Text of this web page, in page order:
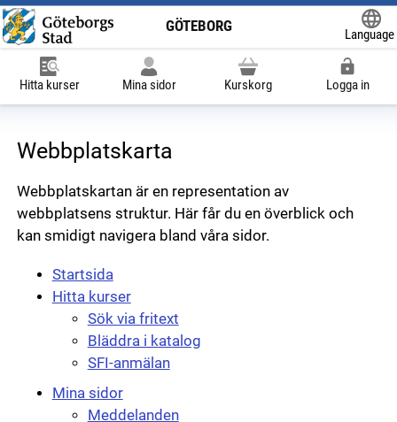
GÖTEBORG
Language
Hitta kurser Mina sidor Kurskorg Logga in
Webbplatskarta
Webbplatskartan är en representation av
webbplatsens struktur. Här får du en överblick och
kan smidigt navigera bland våra sidor.
Startsida
Hitta kurser
Sök via fritext
Bläddra i katalog
SFI-anmälan
Mina sidor
Meddelanden